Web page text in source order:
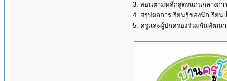
3. สอนตามหลักสูตรแกนกลาง
4. สรุปผลการเรียนรู้ของนักเรียน
5. ครูและผู้ปกครองร่วมกันพัฒนา